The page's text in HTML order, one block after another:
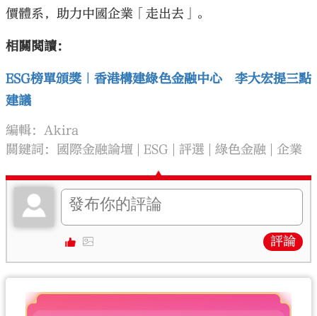
價體系，助力中國企業「走出去」。
相關閱讀：
ESG榜單頒獎｜香港構建綠色金融中心 李大宏提三點
建議
編輯：Akira
關鍵詞：
國際金融論壇 ESG 評選 綠色金融 企業
評論